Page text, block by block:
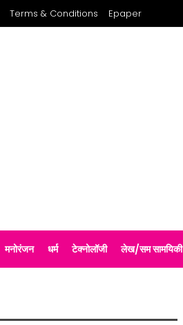
Terms & Conditions Epaper
मनोरंजन धर्म टेक्नोलॉजी लेख/सम सामयिकी